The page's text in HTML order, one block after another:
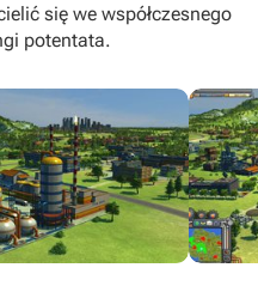
się we współczesnego
potentata.